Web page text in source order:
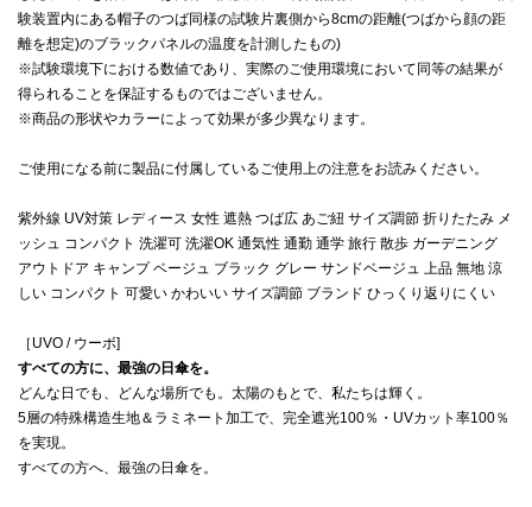
験装置内にある帽子のつば同様の試験片裏側から8cmの距離(つばから顔の距
離を想定)のブラックパネルの温度を計測したもの)
※試験環境下における数値であり、実際のご使用環境において同等の結果が
得られることを保証するものではございません。
※商品の形状やカラーによって効果が多少異なります。
ご使用になる前に製品に付属しているご使用上の注意をお読みください。
紫外線 UV対策 レディース 女性 遮熱 つば広 あご紐 サイズ調節 折りたたみ メ
ッシュ コンパクト 洗濯可 洗濯OK 通気性 通勤 通学 旅行 散歩 ガーデニング
アウトドア キャンプ ベージュ ブラック グレー サンドベージュ 上品 無地 涼
しい コンパクト 可愛い かわいい サイズ調節 ブランド ひっくり返りにくい
［UVO / ウーボ]
すべての方に、最強の日傘を。
どんな日でも、どんな場所でも。太陽のもとで、私たちは輝く。
5層の特殊構造生地＆ラミネート加工で、完全遮光100％・UVカット率100％
を実現。
すべての方へ、最強の日傘を。